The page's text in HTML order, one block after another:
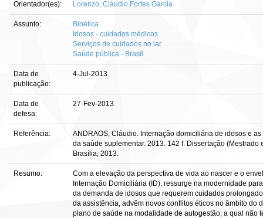
Orientador(es): Lorenzo, Cláudio Fortes Garcia
Assunto:
Bioética
Idosos - cuidados médicos
Serviços de cuidados no lar
Saúde pública - Brasil
Data de
publicação:
4-Jul-2013
Data de
defesa:
27-Fev-2013
Referência:
ANDRAOS, Cláudio. Internação domiciliária de idosos e
da saúde suplementar. 2013. 142 f. Dissertação
Brasília, 2013.
Resumo:
Com a elevação da perspectiva de vida ao nascer e o
Internação Domiciliária (ID), ressurge na modernidade
da demanda de idosos que requerem cuidados
da assistência, advêm novos conflitos éticos no âmbito do
plano de saúde na modalidade de autogestão, a qual não